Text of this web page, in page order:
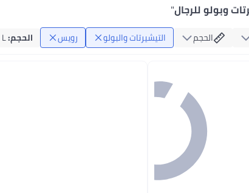
وبولو للرجال"
الحجم التيشيرتات والبولو رويس الحجم:
L